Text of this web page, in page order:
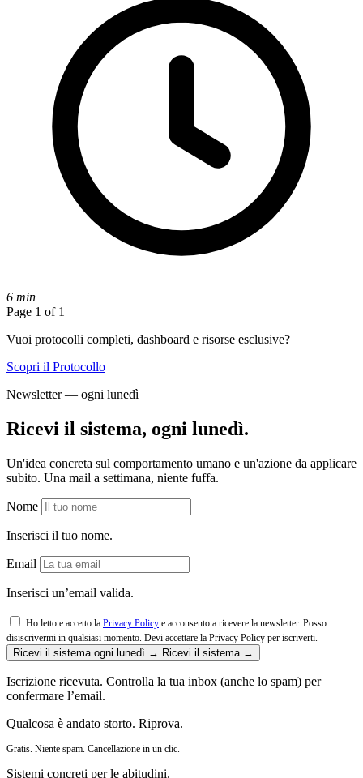
6 min
Page 1 of 1
Vuoi protocolli completi, dashboard e risorse esclusive?
Scopri il Protocollo
Newsletter — ogni lunedì
Ricevi il sistema, ogni lunedì.
Un'idea concreta sul comportamento umano e un'azione da applicare
subito. Una mail a settimana, niente fuffa.
Nome
Inserisci il tuo nome.
Email
Inserisci un’email valida.
Ho letto e accetto la Privacy Policy e acconsento a ricevere la newsletter. Posso
disiscrivermi in qualsiasi momento. Devi accettare la Privacy Policy per iscriverti.
Ricevi il sistema ogni lunedì → Ricevi il sistema →
Iscrizione ricevuta. Controlla la tua inbox (anche lo spam) per
confermare l’email.
Qualcosa è andato storto. Riprova.
Gratis. Niente spam. Cancellazione in un clic.
Sistemi concreti per le abitudini.